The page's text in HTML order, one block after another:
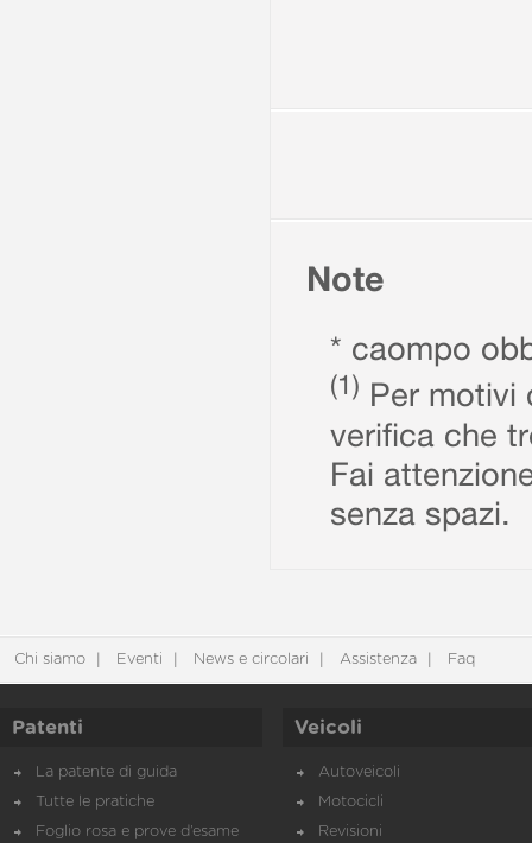
Note
* caompo
(1) Per motivi
verifica che
Fai
senza spazi.
Chi siamo Eventi News e circolari Assistenza Faq
Patenti
La patente di guida
Tutte le pratiche
Foglio rosa e prove d’esame
Veicoli
Autoveicoli
Motocicli
Revisioni